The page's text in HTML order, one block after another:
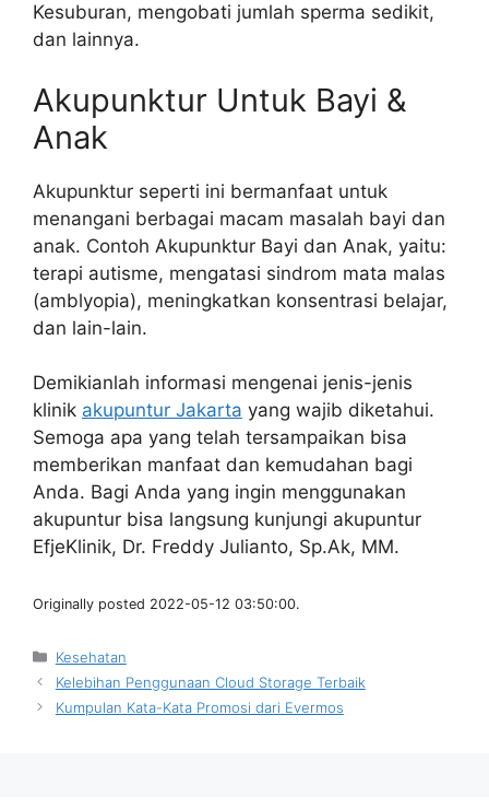
Kesuburan, mengobati jumlah sperma sedikit,
dan lainnya.
Akupunktur Untuk Bayi &
Anak
Akupunktur seperti ini bermanfaat untuk
menangani berbagai macam masalah bayi dan
anak. Contoh Akupunktur Bayi dan Anak, yaitu:
terapi autisme, mengatasi sindrom mata malas
(amblyopia), meningkatkan konsentrasi belajar,
dan lain-lain.
Demikianlah informasi mengenai jenis-jenis
klinik akupuntur Jakarta yang wajib diketahui.
Semoga apa yang telah tersampaikan bisa
memberikan manfaat dan kemudahan bagi
Anda. Bagi Anda yang ingin menggunakan
akupuntur bisa langsung kunjungi akupuntur
EfjeKlinik, Dr. Freddy Julianto, Sp.Ak, MM.
Originally posted 2022-05-12 03:50:00.
Kategori
Kesehatan
Kelebihan Penggunaan Cloud Storage Terbaik
Kumpulan Kata-Kata Promosi dari Evermos